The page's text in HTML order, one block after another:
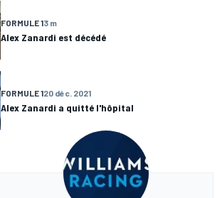
FORMULE 13 m
Alex Zanardi est décédé
FORMULE 120 déc. 2021
Alex Zanardi a quitté l'hôpital